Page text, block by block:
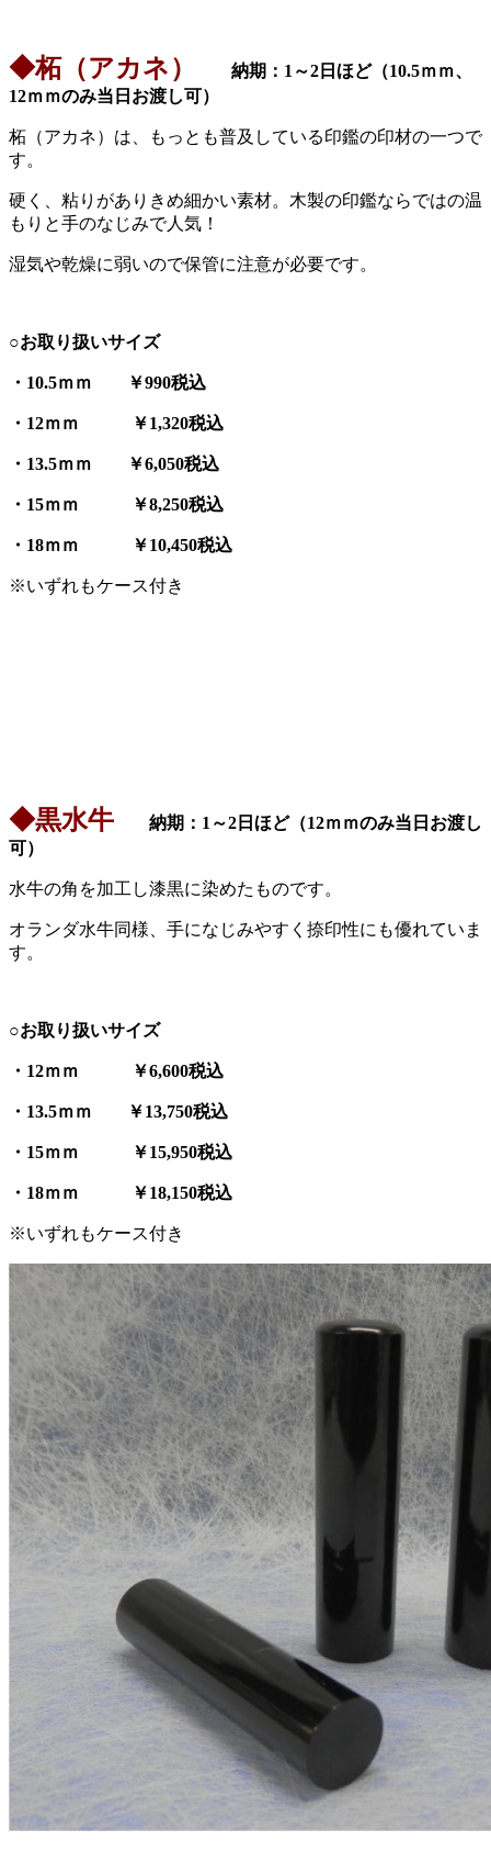
◆柘（アカネ）
納期：1～2日ほど（10.5ｍｍ、
12ｍｍのみ当日お渡し可）
柘（アカネ）は、もっとも普及している印鑑の印材の一つで
す。
硬く、粘りがありきめ細かい素材。木製の印鑑ならではの温
もりと手のなじみで人気！
湿気や乾燥に弱いので保管に注意が必要です。
○お取り扱いサイズ
・10.5ｍｍ ￥990税込
・12ｍｍ ￥1,320税込
・13.5ｍｍ ￥6,050税込
・15ｍｍ ￥8,250税込
・18ｍｍ ￥10,450税込
※いずれもケース付き
◆黒水牛 納期：1～2日ほど（12ｍｍのみ当日お渡し
可）
水牛の角を加工し漆黒に染めたものです。
オランダ水牛同様、手になじみやすく捺印性にも優れていま
す。
○お取り扱いサイズ
・12ｍｍ ￥6,600税込
・13.5ｍｍ ￥13,750税込
・15ｍｍ ￥15,950税込
・18ｍｍ ￥18,150税込
※いずれもケース付き